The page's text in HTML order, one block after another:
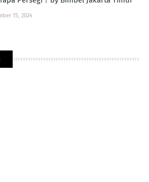
15, 2024